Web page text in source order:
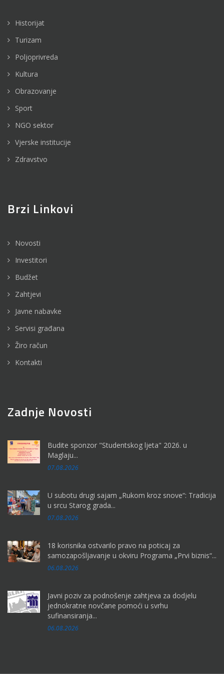
Jun
U Maglaju obilježen Međunarodni dan rijeke
U Maglaju je obilježen Međunarodni dan rijeke Save i tim
Više...
Potpisan ugovor o sufinansiranju projekta
Pisao :Press
Federalni ministar prostornog uređenja Josip Martić i
ugovor o sufinansiranju projekta saniranja poplavama i...
Više...
Historijat
Turizam
Poljoprivreda
Kultura
Obrazovanje
Sport
NGO sektor
Vjerske institucije
Zdravstvo
Brzi Linkovi
Novosti
Investitori
Budžet
Zahtjevi
Javne nabavke
Servisi građana
Žiro račun
Kontakti
Zadnje Novosti
Budite sponzor "Studentskog ljeta" 2026. u
Maglaju...
07.08.2026
U subotu drugi sajam „Rukom kroz snove“: Tradicija
u srcu Starog grada...
07.08.2026
18 korisnika ostvarilo pravo na poticaj za
samozapošljavanje u okviru Programa „Prvi biznis“...
06.08.2026
Javni poziv za podnošenje zahtjeva za dodjelu
jednokratne novčane pomoći u svrhu
sufinansiranja...
06.08.2026